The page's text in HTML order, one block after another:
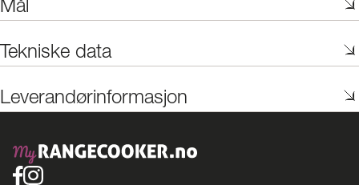
Mål
Tekniske data
Leverandørinformasjon